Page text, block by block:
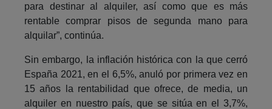
para destinar al alquiler, así como que es más
rentable comprar pisos de segunda mano para
alquilar”, continúa.
Sin embargo, la inflación histórica con la que cerró
España 2021, en el 6,5%, anuló por primera vez en
15 años la rentabilidad que ofrece, de media, un
alquiler en nuestro país, que se sitúa en el 3,7%,